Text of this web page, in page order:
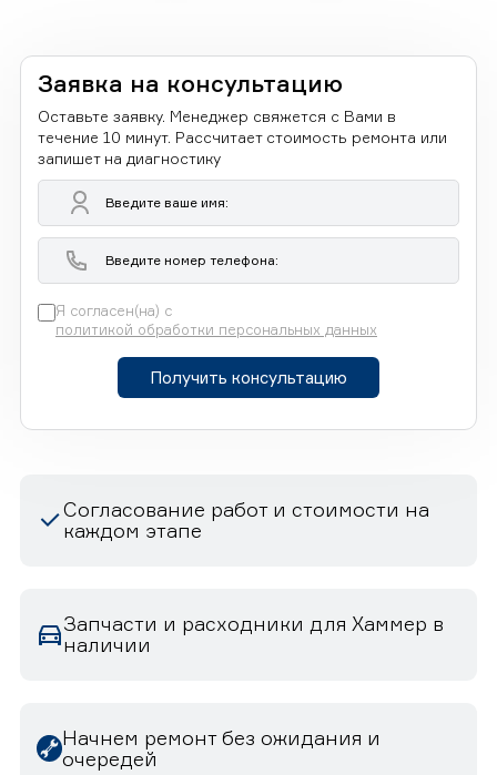
Заявка на консультацию
Оставьте заявку. Менеджер свяжется с Вами в
течение 10 минут. Рассчитает стоимость ремонта или
запишет на диагностику
Я согласен(на) с
политикой обработки персональных данных
Получить консультацию
Согласование работ и стоимости на
каждом этапе
Запчасти и расходники для Хаммер в
наличии
Начнем ремонт без ожидания и
очередей